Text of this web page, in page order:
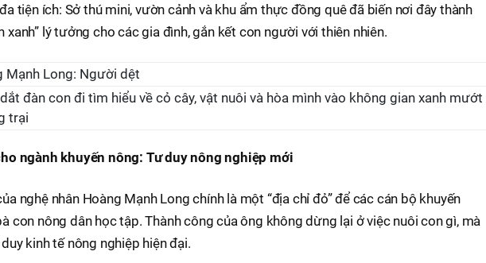
tiện ích: Sở thú mini, vườn cảnh và khu ẩm thực đồng quê đã biến nơi đây thành
xanh” lý tưởng cho các gia đình, gắn kết con người với thiên nhiên.
đàn con đi tìm hiểu về cỏ cây, vật nuôi và hòa mình vào không gian xanh mướt
trại
ngành khuyến nông: Tư duy nông nghiệp mới
nghệ nhân Hoàng Mạnh Long chính là một “địa chỉ đỏ” để các cán bộ khuyến
con nông dân học tập. Thành công của ông không dừng lại ở việc nuôi con gì, mà
kinh tế nông nghiệp hiện đại.